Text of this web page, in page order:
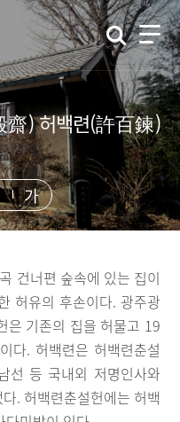
齋) 허백련(許百鍊)
가
건너편 숲속에 있는 집이
허유의 후손이다. 광주광
은 기존의 집을 허물고 19
다. 허백련은 허백련춘설
선 등 국내외 저명인사와
. 허백련춘설헌에는 허백